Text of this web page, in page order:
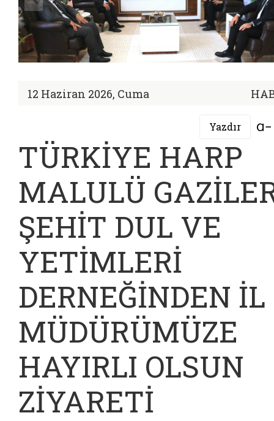
12 Haziran 2026, Cuma
Yazdır
TÜRKİYE HARP
MALULÜ
ŞEHİT DUL VE
YETİMLERİ
DERNEĞİNDEN İL
MÜDÜRÜMÜZE
HAYIRLI OLSUN
ZİYARETİ